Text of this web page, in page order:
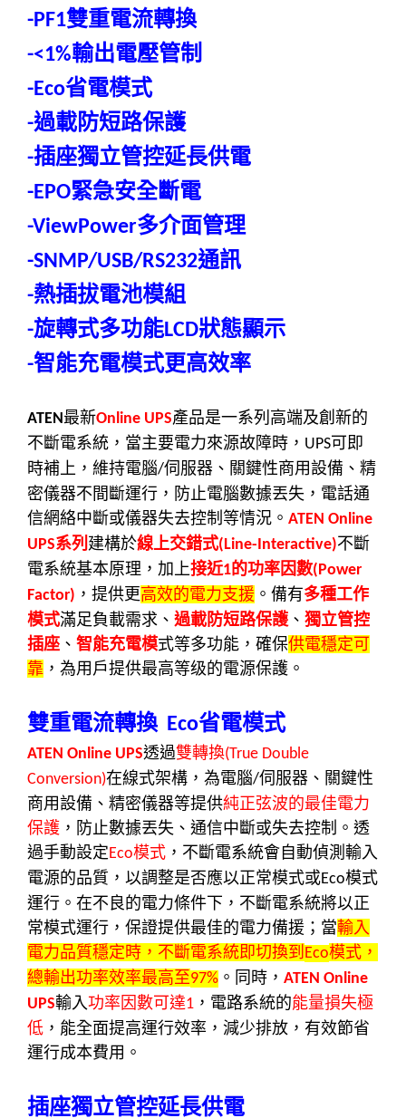
-PF1雙重電流轉換
-<1%輸出電壓管制
-Eco省電模式
-過載防短路保護
-插座獨立管控延長供電
-EPO緊急安全斷電
-ViewPower多介面管理
-SNMP/USB/RS232通訊
-熱插拔電池模組
-旋轉式多功能LCD狀態顯示
-智能充電模式更高效率
ATEN 最新Online UPS產品是一系列高端及創新的
不斷電系統，當主要電力來源故障時， UPS可即
時補上，維持電腦/伺服器、關鍵性商用設備、精
密儀器不間斷運行，防止電腦數據丟失，電話通
信網絡中斷或儀器失去控制等情況。 ATEN Online
UPS系列 建構於線上交錯式(Line-Interactive)不斷
電系統基本原理，加上接近1的功率因數(Power
Factor) ，提供更高效的電力支援 。備有多種工作
模式滿足負載需求、 過載防短路保護 、 獨立管控
插座 、 智能充電模式等多功能，確保供電穩定可
靠 ，為用戶提供最高等级的電源保護。
雙重電流轉換 Eco省電模式
ATEN Online UPS透過雙轉換(True Double
Conversion)在線式架構，為電腦/伺服器、關鍵性
商用設備、精密儀器等提供純正弦波的最佳電力
保護 ，防止數據丟失、通信中斷或失去控制。透
過手動設定Eco模式 ，不斷電系統會自動偵測輸入
電源的品質，以調整是否應以正常模式或Eco模式
運行。在不良的電力條件下，不斷電系統將以正
常模式運行，保證提供最佳的電力備援；當輸入
電力品質穩定時，不斷電系統即切換到 Eco模式，
總輸出功率效率最高至97% 。同時， ATEN Online
UPS輸入功率因數可達1 ，電路系統的能量損失極
低 ，能全面提高運行效率，減少排放，有效節省
運行成本費用。
插座獨立管控延長供電